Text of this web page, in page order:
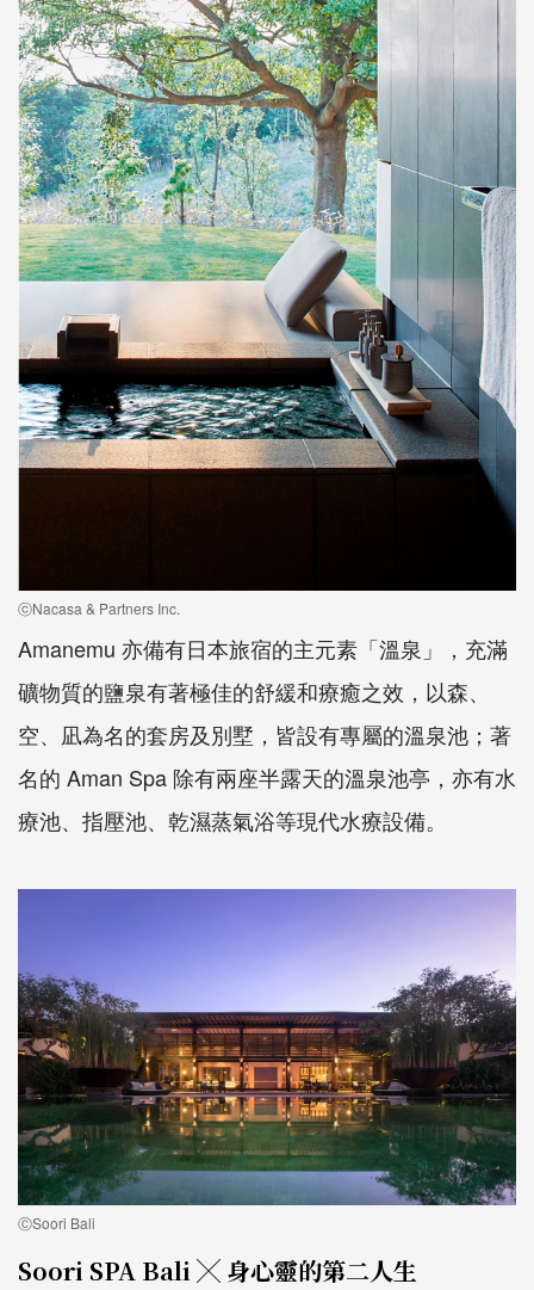
ⓒNacasa & Partners Inc.
Amanemu 亦備有日本旅宿的主元素「溫泉」，充滿
礦物質的鹽泉有著極佳的舒緩和療癒之效，以森、
空、凪為名的套房及別墅，皆設有專屬的溫泉池；著
名的 Aman Spa 除有兩座半露天的溫泉池亭，亦有水
療池、指壓池、乾濕蒸氣浴等現代水療設備。
ⒸSoori Bali
Soori SPA Bali ╳ 身心靈的第二人生